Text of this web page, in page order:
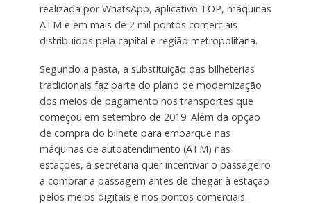
realizada por WhatsApp, aplicativo TOP, máquinas
ATM e em mais de 2 mil pontos comerciais
distribuídos pela capital e região metropolitana.
Segundo a pasta, a substituição das bilheterias
tradicionais faz parte do plano de modernização
dos meios de pagamento nos transportes que
começou em setembro de 2019. Além da opção
de compra do bilhete para embarque nas
máquinas de autoatendimento (ATM) nas
estações, a secretaria quer incentivar o passageiro
a comprar a passagem antes de chegar à estação
pelos meios digitais e nos pontos comerciais.